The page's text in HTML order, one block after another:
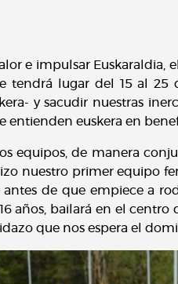
e impulsar Euskaraldia,
tendrá lugar del 15 al 25
y sacudir nuestras
euskera en
equipos, de manera
nuestro primer equipo
de que empiece a
años, bailará en el
que nos espera el